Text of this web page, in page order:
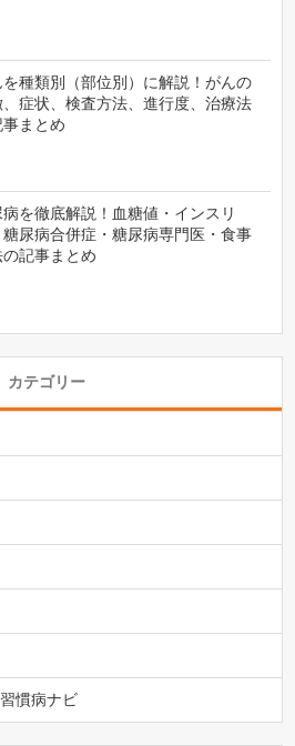
を種類別（部位別）に解説！がんの
、症状、検査方法、進行度、治療法
まとめ
病を徹底解説！血糖値・インスリ
糖尿病合併症・糖尿病専門医・食事
の記事まとめ
カテゴリー
慣病ナビ